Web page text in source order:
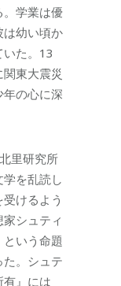
。学業は優
は幼い頃か
いた。13
東大震災
の心に深
里研究所
を乱読し
けるよう
シュティ
いう命題
。シュテ
有』には